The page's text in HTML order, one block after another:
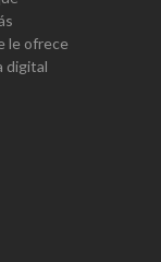
le ofrece
digital